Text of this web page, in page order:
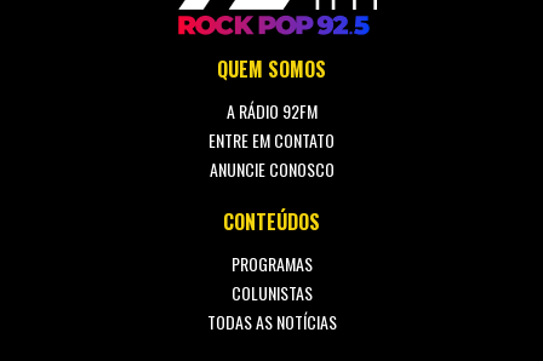
QUEM SOMOS
A RÁDIO 92FM
ENTRE EM CONTATO
ANUNCIE CONOSCO
CONTEÚDOS
PROGRAMAS
COLUNISTAS
TODAS AS NOTÍCIAS